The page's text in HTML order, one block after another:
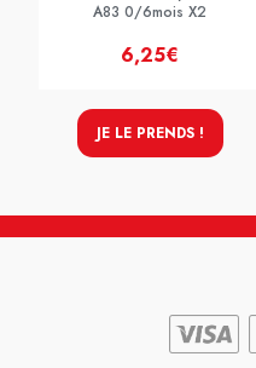
A83 0/6mois X2
6,25€
JE LE PRENDS !